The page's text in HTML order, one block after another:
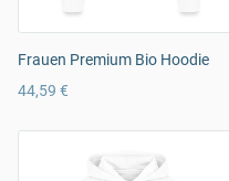
Frauen Premium Bio Hoodie
44,59 €